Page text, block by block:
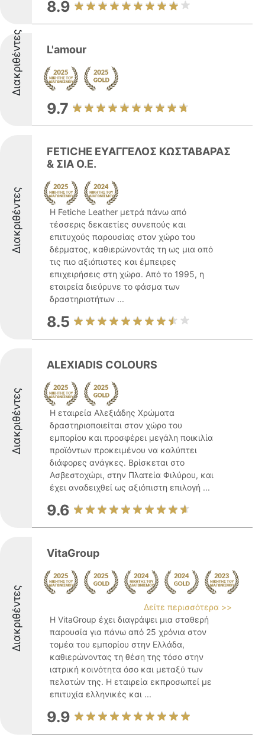
8.9
Διακριθέντες L'amour
9.7
Διακριθέντες
FETICHE ΕΥΑΓΓΕΛΟΣ ΚΩΣΤΑΒΑΡΑΣ
& ΣΙΑ Ο.Ε.
Η Fetiche Leather μετρά πάνω από
τέσσερις δεκαετίες συνεπούς και
επιτυχούς παρουσίας στον χώρο του
δέρματος, καθιερώνοντάς τη ως μια από
τις πιο αξιόπιστες και έμπειρες
επιχειρήσεις στη χώρα. Από το 1995, η
εταιρεία διεύρυνε το φάσμα των
δραστηριοτήτων ...
8.5
Διακριθέντες
ALEXIADIS COLOURS
Η εταιρεία Αλεξιάδης Χρώματα
δραστηριοποιείται στον χώρο του
εμπορίου και προσφέρει μεγάλη ποικιλία
προϊόντων προκειμένου να καλύπτει
διάφορες ανάγκες. Βρίσκεται στο
Ασβεστοχώρι, στην Πλατεία Φιλύρου, και
έχει αναδειχθεί ως αξιόπιστη επιλογή ...
9.6
Διακριθέντες
VitaGroup
Δείτε περισσότερα >>
Η VitaGroup έχει διαγράψει μια σταθερή
παρουσία για πάνω από 25 χρόνια στον
τομέα του εμπορίου στην Ελλάδα,
καθιερώνοντας τη θέση της τόσο στην
ιατρική κοινότητα όσο και μεταξύ των
πελατών της. Η εταιρεία εκπροσωπεί με
επιτυχία ελληνικές και ...
9.9